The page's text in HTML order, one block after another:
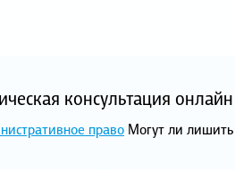
консультация
право Могут ли